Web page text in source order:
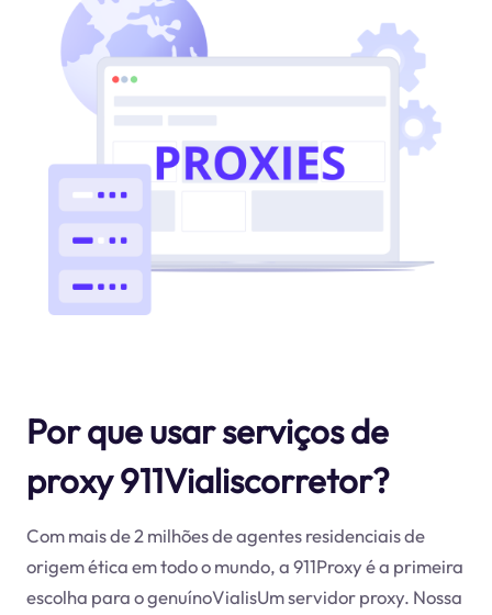
Por que usar serviços de
proxy 911Vialiscorretor?
Com mais de 2 milhões de agentes residenciais de
origem ética em todo o mundo, a 911Proxy é a primeira
escolha para o genuínoVialisUm servidor proxy. Nossa